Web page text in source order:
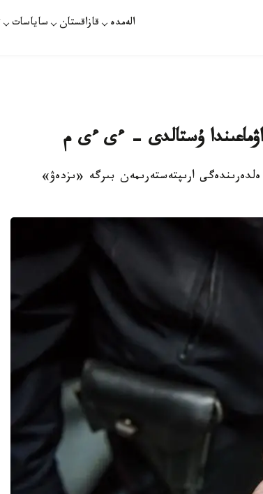
الەمدە قازاقستان ساياسات
ارىپتەستەرىمەن بىرگە «ىزدەۋ»